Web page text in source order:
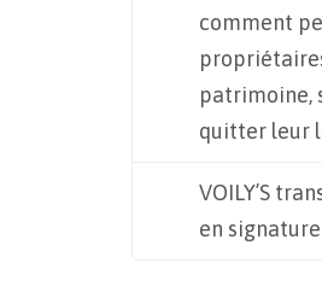
comment
patrimoine,
quitter leur
VOILY’S
en